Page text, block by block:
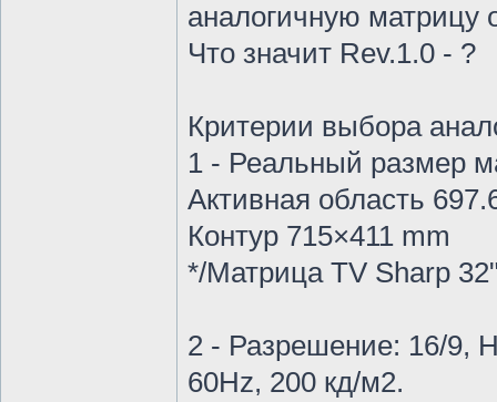
аналогичную матрицу
Что значит Rev.1.0 - ?
Критерии выбора
1 - Реальный размер
Активная область
Контур 715×411 mm
*/Матрица TV Sharp
2 - Разрешение: 16/9,
60Hz, 200 кд/м2.